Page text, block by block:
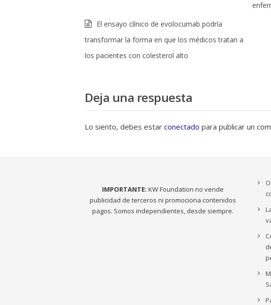
El ensayo clínico de evolocumab podría
transformar la forma en que los médicos tratan a
los pacientes con colesterol alto
Deja una respuesta
Lo siento, debes estar conectado para publicar un
IMPORTANTE: KW Foundation no vende
publicidad de terceros ni promociona contenidos
pagos. Somos independientes, desde siempre.